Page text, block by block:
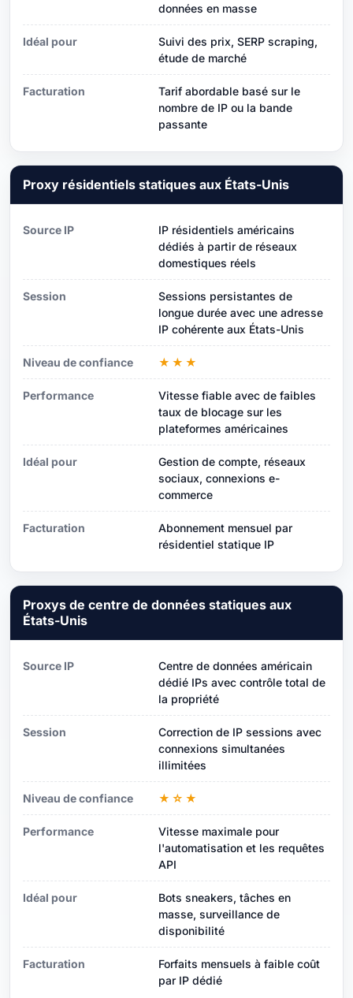
données en masse
Idéal pour
Suivi des prix, SERP scraping,
étude de marché
Facturation
Tarif abordable basé sur le
nombre de IP ou la bande
passante
Proxy résidentiels statiques aux États-Unis
Source IP
IP résidentiels américains
dédiés à partir de réseaux
domestiques réels
Session
Sessions persistantes de
longue durée avec une adresse
IP cohérente aux États-Unis
Niveau de confiance ★★★
Performance
Vitesse fiable avec de faibles
taux de blocage sur les
plateformes américaines
Idéal pour
Gestion de compte, réseaux
sociaux, connexions e-
commerce
Facturation
Abonnement mensuel par
résidentiel statique IP
Proxys de centre de données statiques aux
États-Unis
Source IP
Centre de données américain
dédié IPs avec contrôle total de
la propriété
Session
Correction de IP sessions avec
connexions simultanées
illimitées
Niveau de confiance ★☆★
Performance
Vitesse maximale pour
l'automatisation et les requêtes
API
Idéal pour
Bots sneakers, tâches en
masse, surveillance de
disponibilité
Facturation
Forfaits mensuels à faible coût
par IP dédié